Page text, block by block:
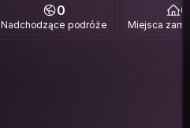
0
Nadchodzące podróże
0
Miejsca